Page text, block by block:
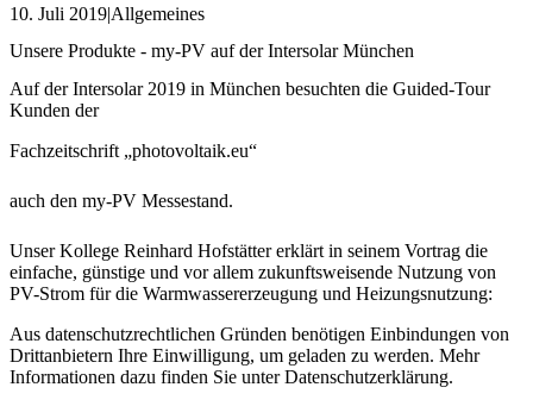
10. Juli 2019|Allgemeines
Unsere Produkte - my-PV auf der Intersolar München
Auf der Intersolar 2019 in München besuchten die Guided-Tour
Kunden der
Fachzeitschrift „photovoltaik.eu“
auch den my-PV Messestand.
Unser Kollege Reinhard Hofstätter erklärt in seinem Vortrag die
einfache, günstige und vor allem zukunftsweisende Nutzung von
PV-Strom für die Warmwassererzeugung und Heizungsnutzung:
Aus datenschutzrechtlichen Gründen benötigen Einbindungen von
Drittanbietern Ihre Einwilligung, um geladen zu werden. Mehr
Informationen dazu finden Sie unter Datenschutzerklärung.